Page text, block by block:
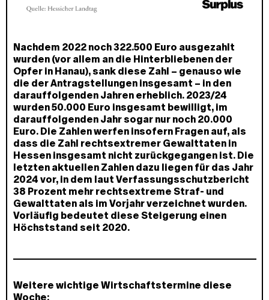
Nachdem 2022 noch 322.500 Euro ausgezahlt
wurden (vor allem an die Hinterbliebenen der
Opfer in Hanau), sank diese Zahl – genauso wie
die der Antragstellungen insgesamt – in den
darauffolgenden Jahren erheblich. 2023/24
wurden 50.000 Euro insgesamt bewilligt, im
darauffolgenden Jahr sogar nur noch 20.000
Euro. Die Zahlen werfen insofern Fragen auf, als
dass die Zahl rechtsextremer Gewalttaten in
Hessen insgesamt nicht zurückgegangen ist. Die
letzten aktuellen Zahlen dazu liegen für das Jahr
2024 vor, in dem laut Verfassungsschutzbericht
38 Prozent mehr rechtsextreme Straf- und
Gewalttaten als im Vorjahr verzeichnet wurden.
Vorläufig bedeutet diese Steigerung einen
Höchststand seit 2020.
Weitere wichtige Wirtschaftstermine diese
Woche: